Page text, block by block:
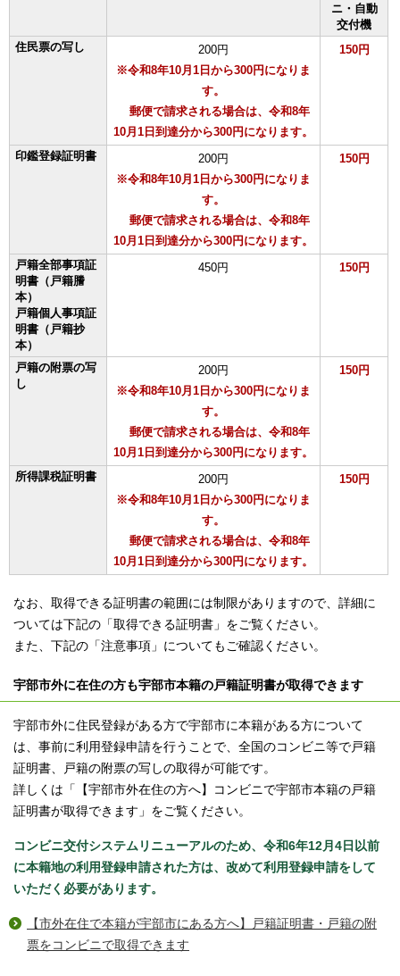
ニ・自動
交付機
住民票の写し
200円
※令和8年10月1日から300円になりま
す。
郵便で請求される場合は、令和8年
10⽉1⽇到達分から300円になります。
150円
印鑑登録証明書
200円
※令和8年10月1日から300円になりま
す。
郵便で請求される場合は、令和8年
10⽉1⽇到達分から300円になります。
150円
戸籍全部事項証
明書（戸籍謄
本）
戸籍個人事項証
明書（戸籍抄
本）
450円 150円
戸籍の附票の写
し
200円
※令和8年10月1日から300円になりま
す。
郵便で請求される場合は、令和8年
10⽉1⽇到達分から300円になります。
150円
所得課税証明書
200円
※令和8年10月1日から300円になりま
す。
郵便で請求される場合は、令和8年
10⽉1⽇到達分から300円になります。
150円
なお、取得できる証明書の範囲には制限がありますので、詳細に
ついては下記の「取得できる証明書」をご覧ください。
また、下記の「注意事項」についてもご確認ください。
宇部市外に在住の方も宇部市本籍の戸籍証明書が取得できます
宇部市外に住民登録がある方で宇部市に本籍がある方について
は、事前に利用登録申請を行うことで、全国のコンビニ等で戸籍
証明書、戸籍の附票の写しの取得が可能です。
詳しくは「【宇部市外在住の方へ】コンビニで宇部市本籍の戸籍
証明書が取得できます」をご覧ください。
コンビニ交付システムリニューアルのため、令和6年12⽉4⽇以前
に本籍地の利⽤登録申請された⽅は、改めて利⽤登録申請をして
いただく必要があります。
【市外在住で本籍が宇部市にある方へ】戸籍証明書・戸籍の附
票をコンビニで取得できます